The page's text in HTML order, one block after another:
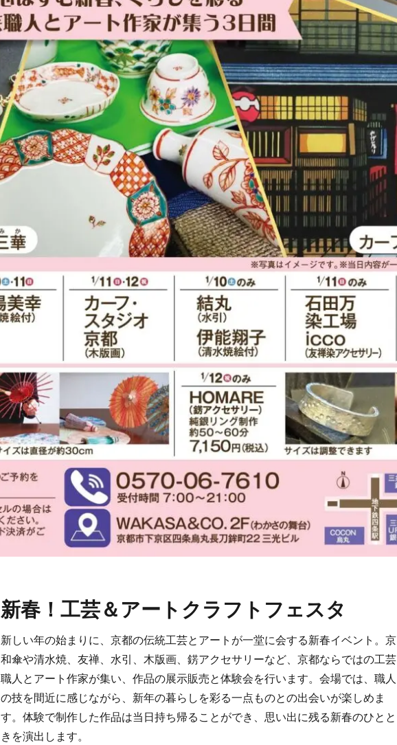
新春！工芸＆アートクラフトフェスタ
新しい年の始まりに、京都の伝統工芸とアートが一堂に会する新春イベント。京
和傘や清水焼、友禅、水引、木版画、錺アクセサリーなど、京都ならではの工芸
職人とアート作家が集い、作品の展示販売と体験会を行います。会場では、職人
の技を間近に感じながら、新年の暮らしを彩る一点ものとの出会いが楽しめま
す。体験で制作した作品は当日持ち帰ることができ、思い出に残る新春のひとと
きを演出します。